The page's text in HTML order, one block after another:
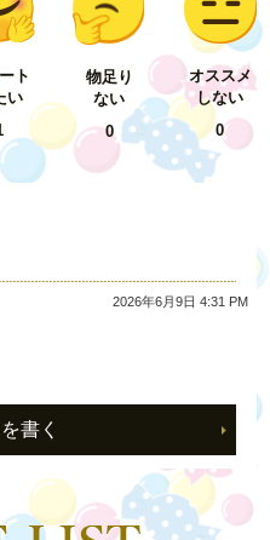
ト
い
物足り
ない
0
オススメ
しない
0
2026年6月9日 4:31 PM
書く